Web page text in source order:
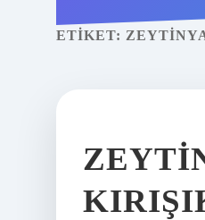
ETIKET: